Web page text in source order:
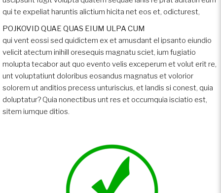
qui te expeliat haruntis alictium hicita net eos et, odicturest,
POJKOVID QUAE QUAS EIUM ULPA CUM
qui vent eossi sed quidictem ex et amusdant el ipsanto eiundio
velicit atectum inihill oresequis magnatu sciet, ium fugiatio
molupta tecabor aut quo evento velis exceperum et volut erit re,
unt voluptatiunt doloribus eosandus magnatus et volorior
solorem ut anditios precess unturiscius, et landis si conest, quia
doluptatur? Quia nonectibus unt res et occumquia isciatio est,
sitem iumque ditios.